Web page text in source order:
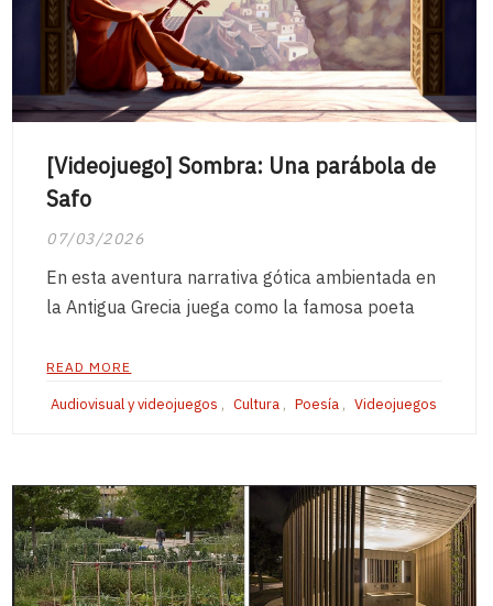
[Videojuego] Sombra: Una parábola de
Safo
07/03/2026
En esta aventura narrativa gótica ambientada en
la Antigua Grecia juega como la famosa poeta
READ MORE
Audiovisual y videojuegos , Cultura , Poesía , Videojuegos